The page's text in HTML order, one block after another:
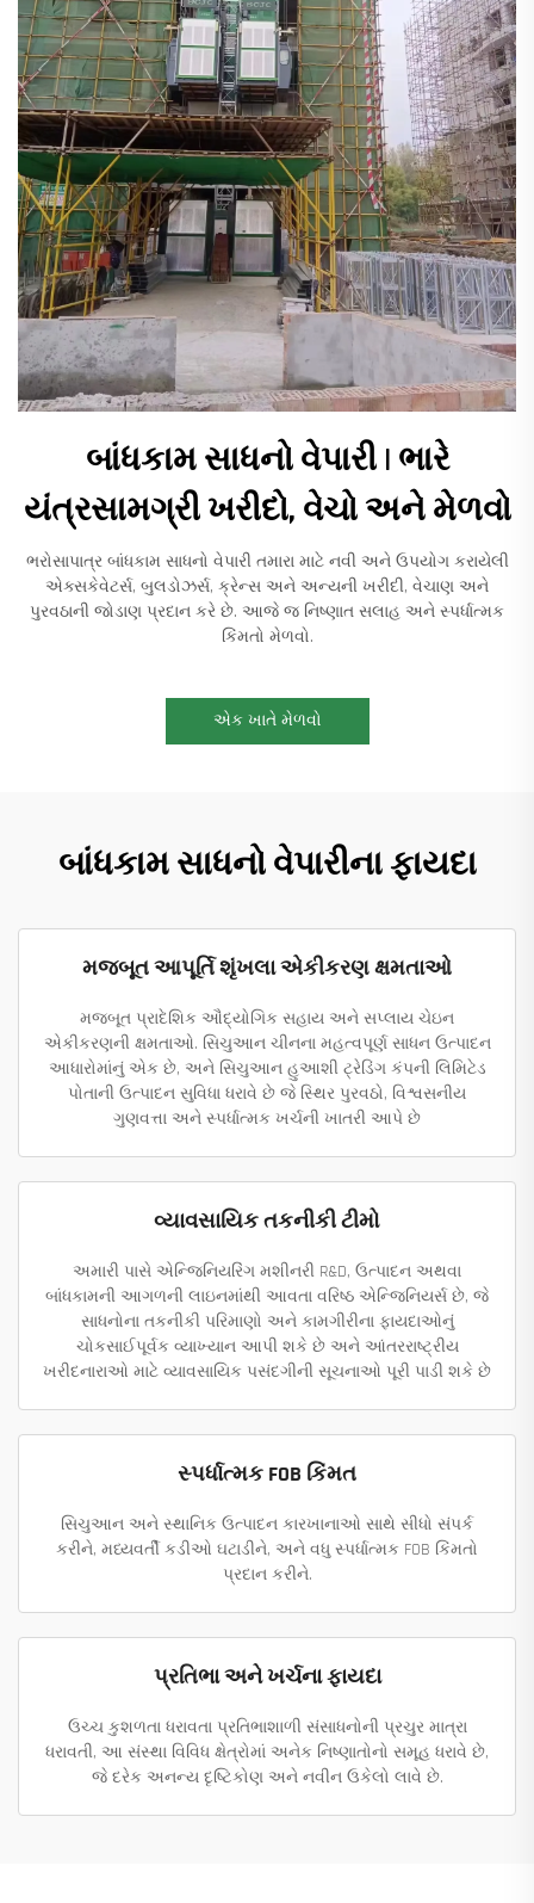
બાંધકામ સાધનો વેપારી | ભારે
યંત્રસામગ્રી ખરીદો, વેચો અને મેળવો
ભરોસાપાત્ર બાંધકામ સાધનો વેપારી તમારા માટે નવી અને ઉપયોગ કરાયેલી
એક્સકેવેટર્સ, બુલડોઝર્સ, ક્રેન્સ અને અન્યની ખરીદી, વેચાણ અને
પુરવઠાની જોડાણ પ્રદાન કરે છે. આજે જ નિષ્ણાત સલાહ અને સ્પર્ધાત્મક
કિંમતો મેળવો.
એક ખાતે મેળવો
બાંધકામ સાધનો વેપારીના ફાયદા
મજબૂત આપૂર્તિ શૃંખલા એકીકરણ ક્ષમતાઓ
મજબૂત પ્રાદેશિક ઔદ્યોગિક સહાય અને સપ્લાય ચેઇન
એકીકરણની ક્ષમતાઓ. સિચુઆન ચીનના મહત્વપૂર્ણ સાધન ઉત્પાદન
આધારોમાંનું એક છે, અને સિચુઆન હુઆશી ટ્રેડિંગ કંપની લિમિટેડ
પોતાની ઉત્પાદન સુવિધા ધરાવે છે જે સ્થિર પુરવઠો, વિશ્વસનીય
ગુણવત્તા અને સ્પર્ધાત્મક ખર્ચની ખાતરી આપે છે
વ્યાવસાયિક તકનીકી ટીમો
અમારી પાસે એન્જિનિયરિંગ મશીનરી R&D, ઉત્પાદન અથવા
બાંધકામની આગળની લાઇનમાંથી આવતા વરિષ્ઠ એન્જિનિયર્સ છે, જે
સાધનોના તકનીકી પરિમાણો અને કામગીરીના ફાયદાઓનું
ચોકસાઈપૂર્વક વ્યાખ્યાન આપી શકે છે અને આંતરરાષ્ટ્રીય
ખરીદનારાઓ માટે વ્યાવસાયિક પસંદગીની સૂચનાઓ પૂરી પાડી શકે છે
સ્પર્ધાત્મક FOB કિંમત
સિચુઆન અને સ્થાનિક ઉત્પાદન કારખાનાઓ સાથે સીધો સંપર્ક
કરીને, મધ્યવર્તી કડીઓ ઘટાડીને, અને વધુ સ્પર્ધાત્મક FOB કિંમતો
પ્રદાન કરીને.
પ્રતિભા અને ખર્ચના ફાયદા
ઉચ્ચ કુશળતા ધરાવતા પ્રતિભાશાળી સંસાધનોની પ્રચુર માત્રા
ધરાવતી, આ સંસ્થા વિવિધ ક્ષેત્રોમાં અનેક નિષ્ણાતોનો સમૂહ ધરાવે છે,
જે દરેક અનન્ય દૃષ્ટિકોણ અને નવીન ઉકેલો લાવે છે.